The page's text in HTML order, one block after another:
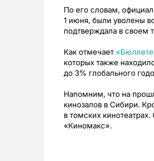
По его словам,
1 июня, были уволены
подтверждала в своем
Как отмечает
которых также
до 3% глобального
Напомним, что на
кинозалов в Сибири.
в томских
«Киномакс».